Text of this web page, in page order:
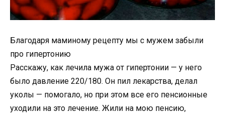
Благодаря маминому рецепту мы с мужем забыли
про гипертонию
Расскажу, как лечила мужа от гипертонии — у него
было давление 220/180. Он пил лекарства, делал
уколы — помогало, но при этом все его пенсионные
уходили на это лечение. Жили на мою пенсию,